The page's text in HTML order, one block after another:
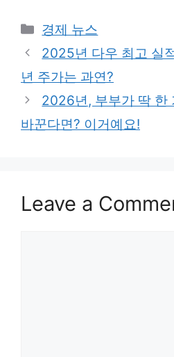
Categories
경제 뉴스
2025년 다우 최고 실
년 주가는 과연?
2026년, 부부가 딱 한
바꾼다면? 이거예요!
Leave a